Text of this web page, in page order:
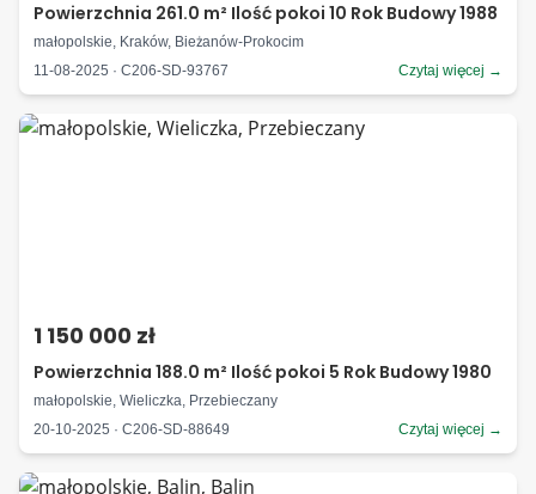
Powierzchnia 261.0 m² Ilość pokoi 10 Rok Budowy 1988
małopolskie, Kraków, Bieżanów-Prokocim
11-08-2025 · C206-SD-93767
Czytaj więcej →
1 150 000 zł
Powierzchnia 188.0 m² Ilość pokoi 5 Rok Budowy 1980
małopolskie, Wieliczka, Przebieczany
20-10-2025 · C206-SD-88649
Czytaj więcej →